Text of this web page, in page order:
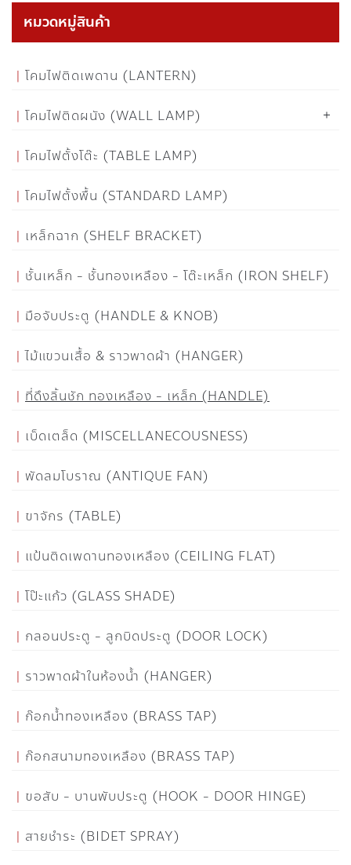
หมวดหมู่สินค้า
โคมไฟติดเพดาน (LANTERN)
โคมไฟติดผนัง (WALL LAMP)
โคมไฟตั้งโต๊ะ (TABLE LAMP)
โคมไฟตั้งพื้น (STANDARD LAMP)
เหล็กฉาก (SHELF BRACKET)
ชั้นเหล็ก - ชั้นทองเหลือง - โต๊ะเหล็ก (IRON SHELF)
มือจับประตู (HANDLE & KNOB)
ไม้แขวนเสื้อ & ราวพาดผ้า (HANGER)
ที่ดึงลิ้นชัก ทองเหลือง - เหล็ก (HANDLE)
เบ็ดเตล็ด (MISCELLANECOUSNESS)
พัดลมโบราณ (ANTIQUE FAN)
ขาจักร (TABLE)
แป้นติดเพดานทองเหลือง (CEILING FLAT)
โป๊ะแก้ว (GLASS SHADE)
กลอนประตู - ลูกบิดประตู (DOOR LOCK)
ราวพาดผ้าในห้องน้ำ (HANGER)
ก๊อกน้ำทองเหลือง (BRASS TAP)
ก๊อกสนามทองเหลือง (BRASS TAP)
ขอสับ - บานพับประตู (HOOK - DOOR HINGE)
สายชำระ (BIDET SPRAY)